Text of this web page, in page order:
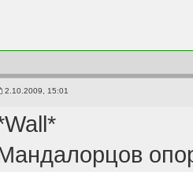
2.10.2009, 15:01